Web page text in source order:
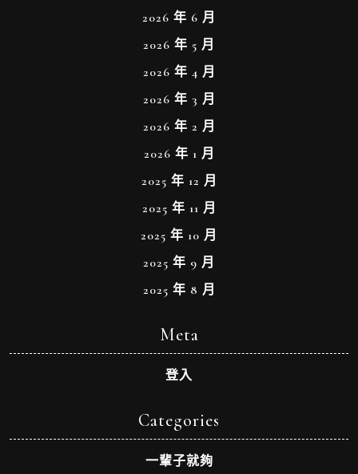
2026 年 6 月
2026 年 5 月
2026 年 4 月
2026 年 3 月
2026 年 2 月
2026 年 1 月
2025 年 12 月
2025 年 11 月
2025 年 10 月
2025 年 9 月
2025 年 8 月
Meta
登入
Categories
一輩子就夠